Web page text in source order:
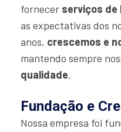
fornecer serviços de
as expectativas dos
anos, crescemos e
mantendo sempre
qualidade.
Fundação e
Nossa empresa foi